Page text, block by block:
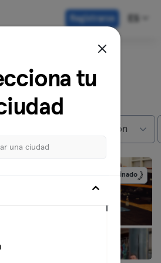
Registrarse
nuestros
enBerlín
Max subscripción
Patrocinado
tu